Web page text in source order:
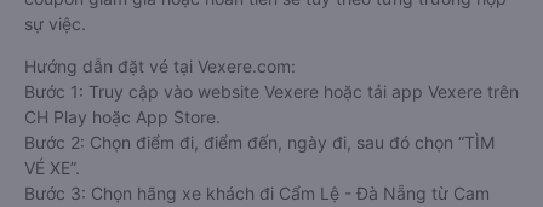
sự việc.
Hướng dẫn đặt vé tại Vexere.com:
Bước 1: Truy cập vào website Vexere hoặc tải app Vexere trên
CH Play hoặc App Store.
Bước 2: Chọn điểm đi, điểm đến, ngày đi, sau đó chọn “TÌM
VÉ XE”.
Bước 3: Chọn hãng xe khách đi Cẩm Lệ - Đà Nẵng từ Cam